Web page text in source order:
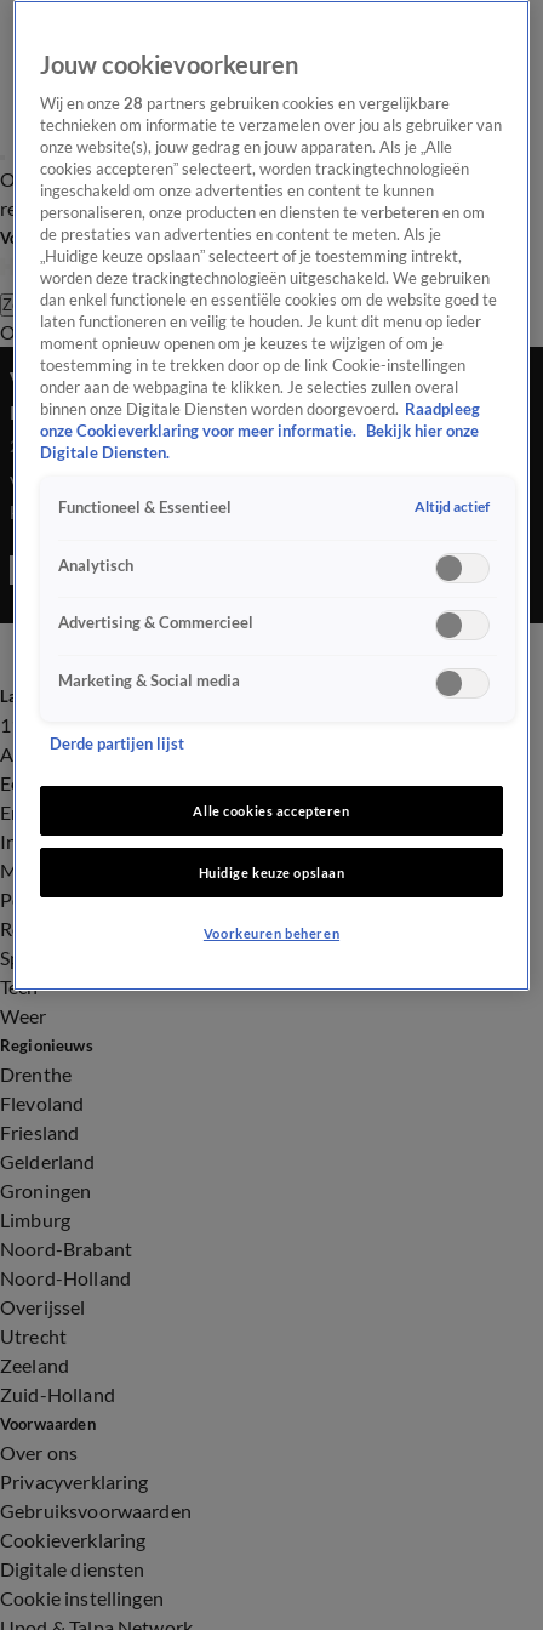
Overzicht Laatste nieuws Regionieuws Het beste van Hart
Tip de
redactie
Volg Hart van Nederland
Zoeken
OverzichtRegioUitzendingenWeerTip de redactiePanelVideo's
Vader Sharleyne na vrijspraak: 'Dit doet geen
recht aan mijn kind'
24 juli 2020, 16:21
Vader Sharleyne na vrijspraak: 'Dit doet geen recht aan mijn
kind'
Laatste nieuws
112
Advies & Tips
Economie
Entertainment
Infrastructuur
Milieu en Gezondheid
Politiek
Royalty
Sport
Tech
Weer
Regionieuws
Drenthe
Flevoland
Friesland
Gelderland
Groningen
Limburg
Noord-Brabant
Noord-Holland
Overijssel
Utrecht
Zeeland
Zuid-Holland
Voorwaarden
Over ons
Privacyverklaring
Gebruiksvoorwaarden
Cookieverklaring
Digitale diensten
Cookie instellingen
Jouw cookievoorkeuren
Wij en onze28 partners gebruiken cookies en vergelijkbare
technieken om informatie te verzamelen over jou als gebruiker van
onze website(s), jouw gedrag en jouw apparaten. Als je „Alle
cookies accepteren” selecteert, worden trackingtechnologieën
ingeschakeld om onze advertenties en content te kunnen
personaliseren, onze producten en diensten te verbeteren en om
de prestaties van advertenties en content te meten. Als je
„Huidige keuze opslaan” selecteert of je toestemming intrekt,
worden deze trackingtechnologieën uitgeschakeld. We gebruiken
dan enkel functionele en essentiële cookies om de website goed te
laten functioneren en veilig te houden. Je kunt dit menu op ieder
moment opnieuw openen om je keuzes te wijzigen of om je
toestemming in te trekken door op de link Cookie-instellingen
onder aan de webpagina te klikken. Je selecties zullen overal
binnen onze Digitale Diensten worden doorgevoerd. Raadpleeg
onze Cookieverklaring voor meer informatie.
Bekijk hier onze
Digitale Diensten.
Functioneel & Essentieel Altijd actief
Analytisch
Advertising & Commercieel
Marketing & Social media
Derde partijen lijst
Alle cookies accepteren
Huidige keuze opslaan
Voorkeuren beheren